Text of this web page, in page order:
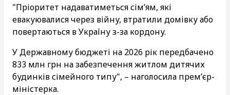
"Пріоритет надаватиметься сім’ям, які
евакуювалися через війну, втратили домівку або
повертаються в Україну з-за кордону.
У Державному бюджеті на 2026 рік передбачено
833 млн грн на забезпечення житлом дитячих
будинків сімейного типу", – наголосила прем’єр-
міністерка.